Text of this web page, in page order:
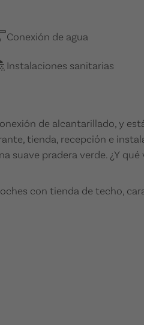
Conexión de agua
Instalaciones sanitarias
de alcantarillado, y
tienda, recepción e
suave pradera verde. ¿Y
con tienda de techo,